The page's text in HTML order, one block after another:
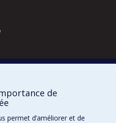
nucléaire
de
permet d’améliorer et de